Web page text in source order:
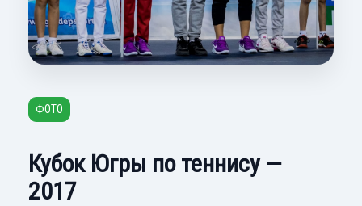
ФОТО
Кубок Югры по теннису —
2017